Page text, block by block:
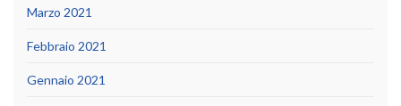
Marzo 2021
Febbraio 2021
Gennaio 2021